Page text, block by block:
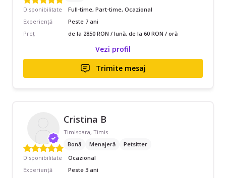
Disponibilitate
Full-time, Part-time, Ocazional
Experiență
Peste 7 ani
Preț
de la 2850 RON / lună, de la 60 RON / oră
Vezi profil
Trimite mesaj
Cristina B
Timisoara, Timis
Bonă
Menajeră
Petsitter
Disponibilitate
Ocazional
Experiență
Peste 3 ani